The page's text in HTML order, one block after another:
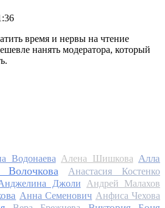
время и нервы на чтение
нанять модератора, который
Водонаева Алена Шишкова Алла
Волочкова Анастасия Костенко
Джоли
Андрей Малахов
Анна Семенович Анфиса Чехова